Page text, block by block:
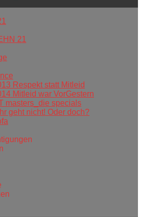
21
Respekt statt Mitleid
Mitleid war VorGestern
masters_die specials
geht nicht! Oder doch?